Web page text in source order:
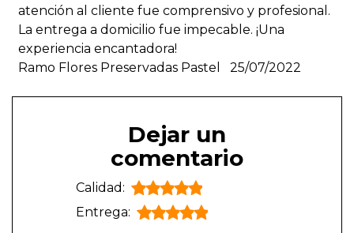
atención al cliente fue comprensivo y profesional.
La entrega a domicilio fue impecable. ¡Una
experiencia encantadora!
Ramo Flores Preservadas Pastel
25/07/2022
Dejar un
comentario
Calidad:
Entrega: